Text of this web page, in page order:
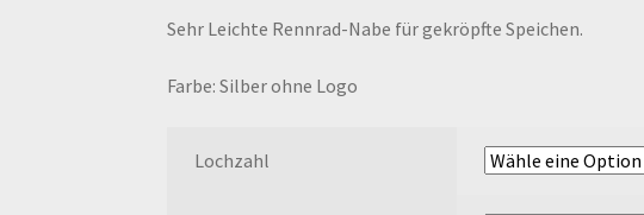
Sehr Leichte Rennrad-Nabe für gekröpfte Speichen.
Farbe: Silber ohne Logo
Lochzahl